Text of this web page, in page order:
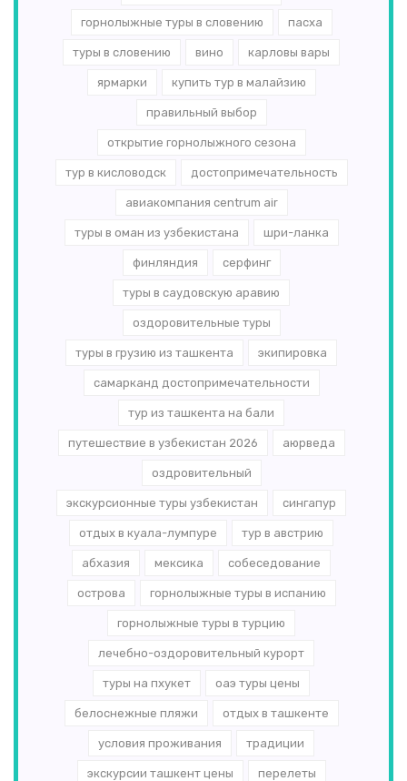
горнолыжные туры в словению пасха
туры в словению вино карловы вары
ярмарки купить тур в малайзию
правильный выбор
открытие горнолыжного сезона
тур в кисловодск достопримечательность
авиакомпания centrum air
туры в оман из узбекистана шри-ланка
финляндия серфинг
туры в саудовскую аравию
оздоровительные туры
туры в грузию из ташкента экипировка
самарканд достопримечательности
тур из ташкента на бали
путешествие в узбекистан 2026 аюрведа
оздровительный
экскурсионные туры узбекистан сингапур
отдых в куала-лумпуре тур в австрию
абхазия мексика собеседование
острова горнолыжные туры в испанию
горнолыжные туры в турцию
лечебно-оздоровительный курорт
туры на пхукет оаэ туры цены
белоснежные пляжи отдых в ташкенте
условия проживания традиции
экскурсии ташкент цены перелеты